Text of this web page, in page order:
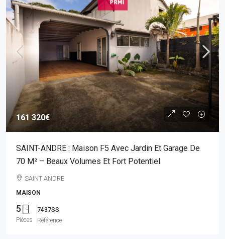
161 320€
SAINT-ANDRE : Maison F5 Avec Jardin Et Garage De
70 M² – Beaux Volumes Et Fort Potentiel
SAINT ANDRE
MAISON
5
Pièces
7437SS
Référence